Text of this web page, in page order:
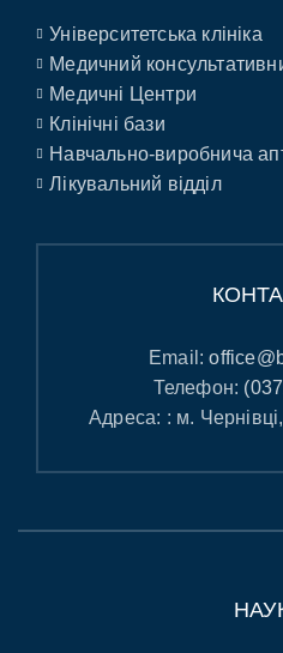
Університетська клініка
Медичний
Медичні Центри
Клінічні бази
Навчально-виробнича
Лікувальний відділ
Email:
Телефон:
Адреса: : м.